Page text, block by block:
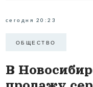
сегодня 20:23
ОБЩЕСТВО
В